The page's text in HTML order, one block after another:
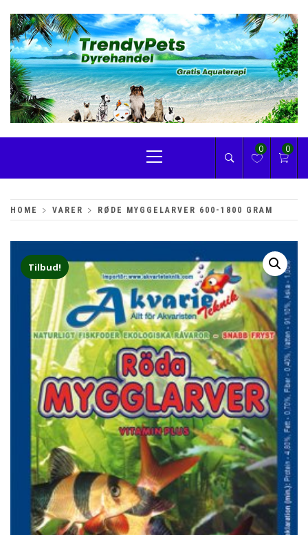
content
TRENDYPETS
Menu
0 0
HOME VARER RØDE MYGGELARVER 600-1800 GRAM
Tilbud!